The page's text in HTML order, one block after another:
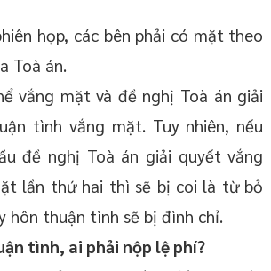
họp, các bên phải có mặt theo
Toà án.
vắng mặt và đề nghị Toà án giải
tình vắng mặt. Tuy nhiên, nếu
đề nghị Toà án giải quyết vắng
lần thứ hai thì sẽ bị coi là từ bỏ
hôn thuận tình sẽ bị đình chỉ.
tình, ai phải nộp lệ phí?